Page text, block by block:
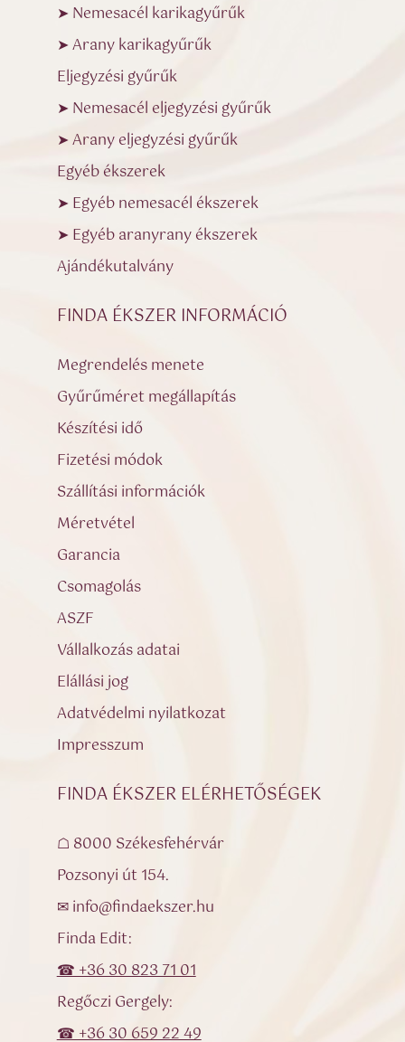
➤ Nemesacél karikagyűrűk
➤ Arany karikagyűrűk
Eljegyzési gyűrűk
➤ Nemesacél eljegyzési gyűrűk
➤ Arany eljegyzési gyűrűk
Egyéb ékszerek
➤ Egyéb nemesacél ékszerek
➤ Egyéb aranyrany ékszerek
Ajándékutalvány
FINDA ÉKSZER INFORMÁCIÓ
Megrendelés menete
Gyűrűméret megállapítás
Készítési idő
Fizetési módok
Szállítási információk
Méretvétel
Garancia
Csomagolás
ASZF
Vállalkozás adatai
Elállási jog
Adatvédelmi nyilatkozat
Impresszum
FINDA ÉKSZER ELÉRHETŐSÉGEK
☖ 8000 Székesfehérvár
Pozsonyi út 154.
✉ info@findaekszer.hu
Finda Edit:
☎ +36 30 823 71 01
Regőczi Gergely:
☎ +36 30 659 22 49